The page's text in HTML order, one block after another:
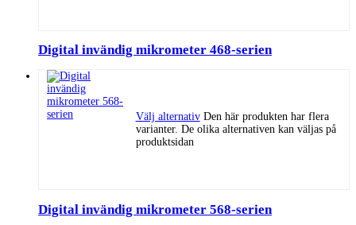
Digital invändig mikrometer 468-serien
Välj alternativ Den här produkten har flera
varianter. De olika alternativen kan väljas på
produktsidan
Digital invändig mikrometer 568-serien